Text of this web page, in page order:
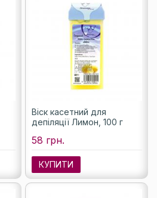
Віск касетний для
депіляції Лимон, 100 г
58 грн.
КУПИТИ